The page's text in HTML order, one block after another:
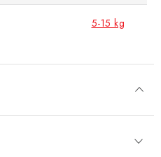
5-15 kg